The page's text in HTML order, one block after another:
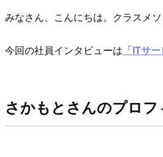
みなさん、こんにちは。クラスメソ
今回の社員インタビューは 「ITサ
さかもとさんのプロフ